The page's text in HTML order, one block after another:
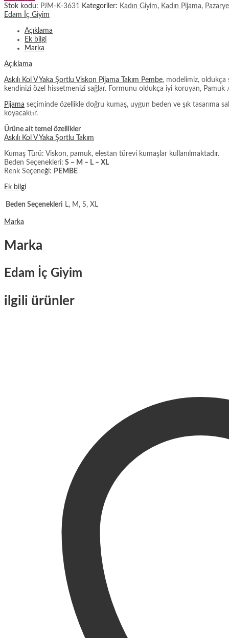
Stok kodu: PJM-K-3631 Kategoriler: Kadın Giyim, Kadın Pijama,
Edam İç Giyim
Açıklama
Ek bilgi
Marka
Açıklama
Askılı Kol V Yaka Şortlu Viskon Pijama Takım Pembe, modelimiz, oldukça
kendinizi özel hissetmenizi sağlar. Formunu oldukça iyi koruyan, Pamuk /
Pijama seçiminde özellikle doğru kumaş, uygun beden ve şık tasarıma
koyacaktır.
Ürüne ait temel özellikler
Askılı Kol V Yaka Şortlu Takım
Kumaş Türü: Viskon, pamuk, elestan türevi kumaşlar kullanılmaktadır.
Beden Seçenekleri: S – M – L – XL
Renk Seçeneği: PEMBE
Ek bilgi
Beden Seçenekleri L, M, S, XL
Marka
Marka
Edam İç Giyim
ilgili ürünler